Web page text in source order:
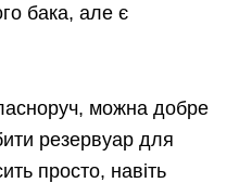
бака, але є
можна добре
резервуар для
просто, навіть